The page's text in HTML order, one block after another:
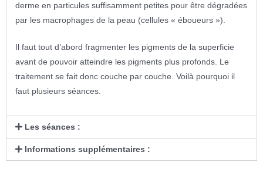
derme en particules suffisamment petites pour être dégradées
par les macrophages de la peau (cellules « éboueurs »).
Il faut tout d’abord fragmenter les pigments de la superficie
avant de pouvoir atteindre les pigments plus profonds. Le
traitement se fait donc couche par couche. Voilà pourquoi il
faut plusieurs séances.
Les séances :
Informations supplémentaires :